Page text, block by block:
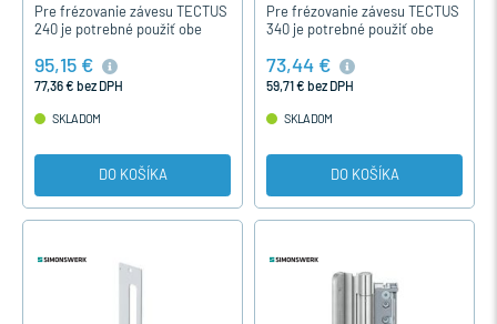
Pre frézovanie závesu TECTUS
240 je potrebné použiť obe
rám a krídlo.
95,15 €
77,36 € bez DPH
SKLADOM
DO KOŠÍKA
Pre frézovanie závesu TECTUS
340 je potrebné použiť obe
hĺbkou 1 a s hĺbkou 2.
73,44 €
59,71 € bez DPH
SKLADOM
DO KOŠÍKA